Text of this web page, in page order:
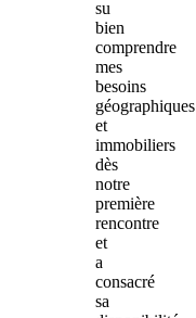
su
bien
comprendre
mes
besoins
géographiques
et
immobiliers
dès
notre
première
rencontre
et
a
consacré
sa